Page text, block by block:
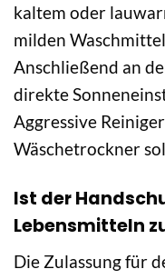
kaltem oder
milden
Anschließend an
direkte
Aggressive
Wäschetrockner
Ist der
Lebensmitteln
Die Zulassung für